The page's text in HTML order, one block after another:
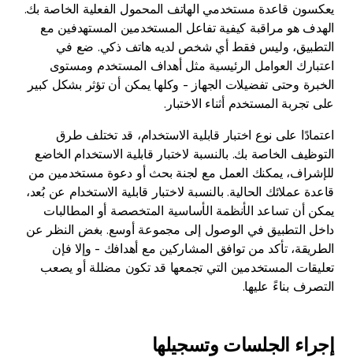
يعكسون قاعدة مستخدمي الهاتف المحمول الفعلية الخاصة بك.
الهدف هو مراقبة كيفية تفاعل المستخدمين المستهدفين مع
التطبيق، وليس فقط أي شخص لديه هاتف ذكي. ضع في
اعتبارك العوامل الرئيسية مثل أهداف المستخدم ومستوى
الخبرة وحتى تفضيلات الجهاز - وكلها يمكن أن تؤثر بشكل كبير
على تجربة المستخدم أثناء الاختبار.
اعتمادًا على نوع اختبار قابلية الاستخدام، قد تختلف طرق
التوظيف الخاصة بك. بالنسبة لاختبار قابلية الاستخدام الخاضع
للإشراف، يمكنك العمل مع لجنة بحث أو دعوة مستخدمين من
قاعدة عملائك الحالية. بالنسبة لاختبار قابلية الاستخدام عن بُعد،
يمكن أن تساعد الأنظمة الأساسية المتخصصة أو المطالبات
داخل التطبيق في الوصول إلى مجموعة أوسع. بغض النظر عن
الطريقة، تأكد من توافق المشاركين مع أهدافك - وإلا فإن
تعليقات المستخدمين التي تجمعها قد تكون مضللة أو يصعب
التصرف بناءً عليها.
إجراء الجلسات وتسجيلها